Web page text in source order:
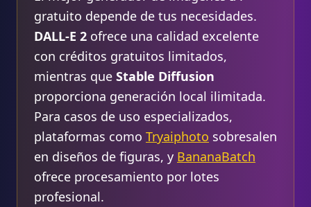
gratuito depende de tus necesidades.
DALL-E 2 ofrece una calidad excelente
con créditos gratuitos limitados,
mientras que Stable Diffusion
proporciona generación local ilimitada.
Para casos de uso especializados,
plataformas como Tryaiphoto sobresalen
en diseños de figuras, y BananaBatch
ofrece procesamiento por lotes
profesional.